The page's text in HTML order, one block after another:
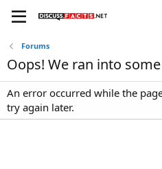
Forums
Oops! We ran into
An error occurred while the
try again later.